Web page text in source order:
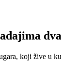
koji žive u